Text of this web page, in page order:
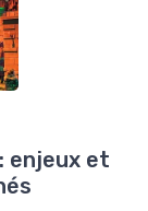
enjeux et